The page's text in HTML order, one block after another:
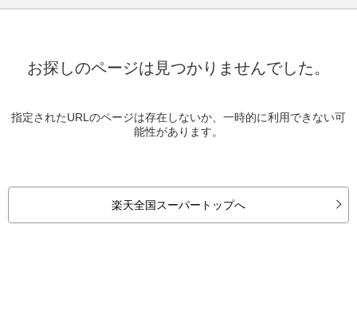
お探しのページは見つかりませんでした。
指定されたURLのページは存在しないか、一時的に利用できない可
能性があります。
楽天全国スーパートップへ